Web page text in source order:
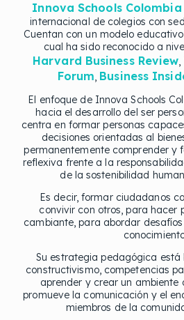
Innova Schools Colombia
internacional de colegios con
Cuentan con un modelo
cual ha sido reconocido a
Harvard Business Review,
Forum, Business
El enfoque de Innova Schools
hacia el desarrollo del ser
centra en formar personas
decisiones orientadas al
permanentemente comprender y
reflexiva frente a la
de la sostenibilidad
Es decir, formar ciudadanos
convivir con otros, para hacer
cambiante, para abordar
Su estrategia pedagógica está
constructivismo, competencias
aprender y crear un ambiente
promueve la comunicación y el
miembros de la